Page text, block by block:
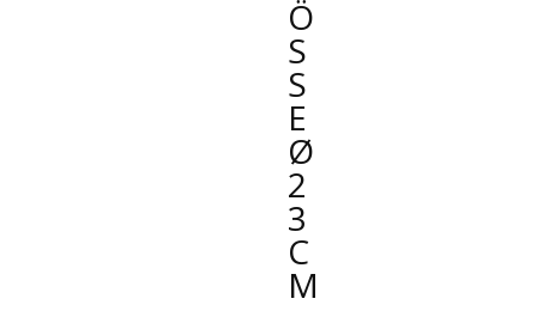
Ö
SS
E
Ø
2
3
C
M